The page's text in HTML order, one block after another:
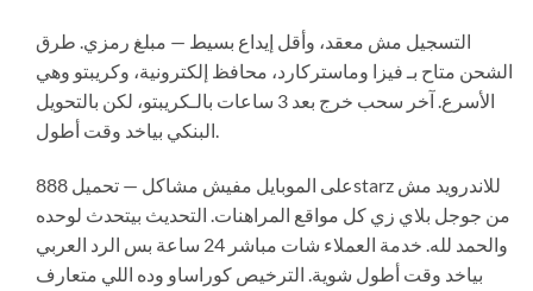
التسجيل مش معقد، وأقل إيداع بسيط — مبلغ رمزي. طرق
الشحن متاح بـ فيزا وماستركارد، محافظ إلكترونية، وكريبتو وهي
الأسرع. آخر سحب خرج بعد 3 ساعات بالـكريبتو، لكن بالتحويل
البنكي بياخد وقت أطول.
على الموبايل مفيش مشاكل — تحميل 888starz للاندرويد مش
من جوجل بلاي زي كل مواقع المراهنات. التحديث بيتحدث لوحده
والحمد لله. خدمة العملاء شات مباشر 24 ساعة بس الرد العربي
بياخد وقت أطول شوية. الترخيص كوراساو وده اللي متعارف